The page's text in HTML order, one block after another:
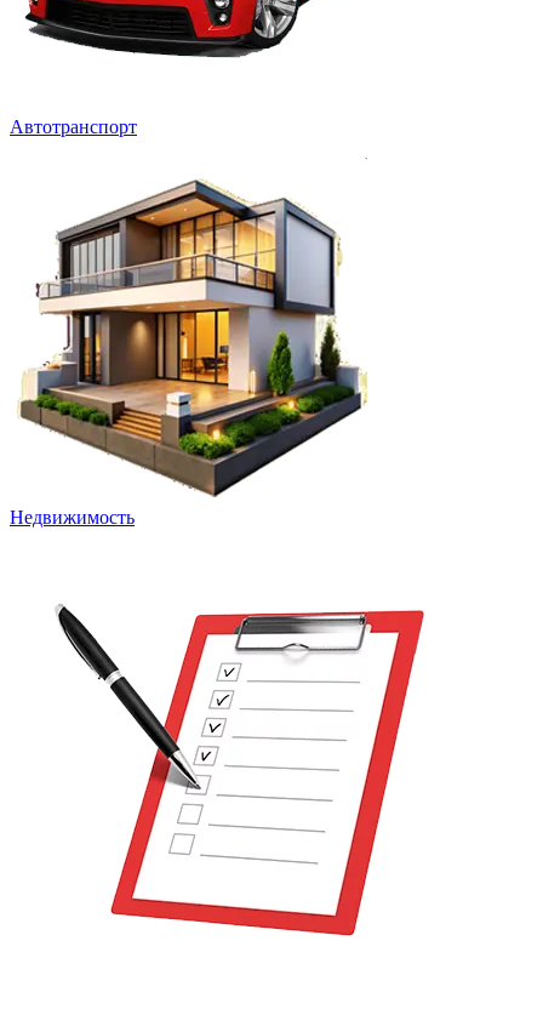
Автотранспорт
Недвижимость